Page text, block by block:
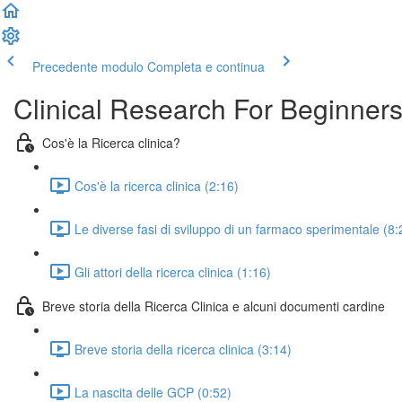
Precedente modulo Completa e continua
Clinical Research For Beginners
Cos'è la Ricerca clinica?
Cos'è la ricerca clinica (2:16)
Le diverse fasi di sviluppo di un farmaco sperimentale
Gli attori della ricerca clinica (1:16)
Breve storia della Ricerca Clinica e alcuni documenti cardine
Breve storia della ricerca clinica (3:14)
La nascita delle GCP (0:52)